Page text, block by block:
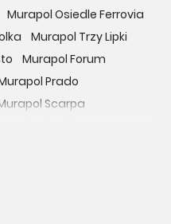
Murapol Osiedle Ferrovia
Murapol Trzy Lipki
Murapol Forum
Prado
Scarpa